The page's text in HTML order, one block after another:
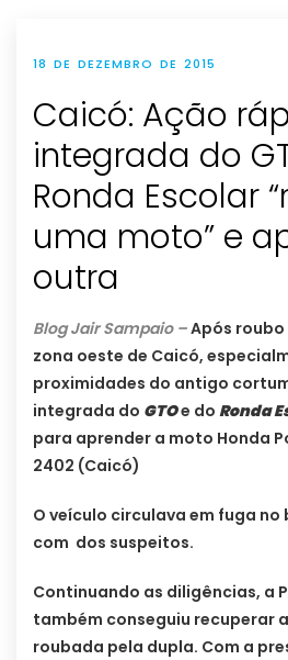
18 DE DEZEMBRO DE 2015
Caicó: Ação
integrada do
Ronda Escolar
uma moto” e
outra
Blog Jair Sampaio –Após
zona oeste de Caicó,
proximidades do antigo
integrada do GTOe do Ronda
para aprender a moto Honda
2402 (Caicó)
O veículo circulava em fuga no
com dos suspeitos.
Continuando as diligências, a
também conseguiu recuperar
roubada pela dupla. Com a